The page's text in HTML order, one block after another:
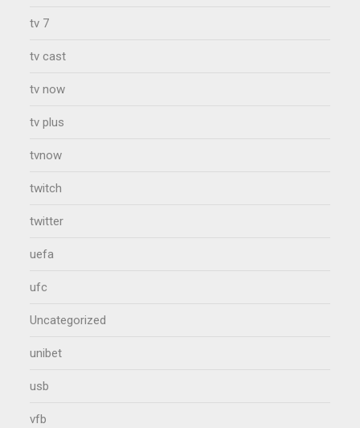
tv 7
tv cast
tv now
tv plus
tvnow
twitch
twitter
uefa
ufc
Uncategorized
unibet
usb
vfb